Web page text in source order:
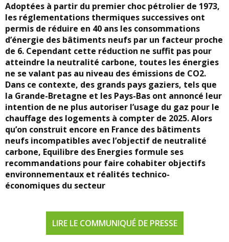
Adoptées à partir du premier choc pétrolier de 1973,
les réglementations thermiques successives ont
permis de réduire en 40 ans les consommations
d’énergie des bâtiments neufs par un facteur proche
de 6. Cependant cette réduction ne suffit pas pour
atteindre la neutralité carbone, toutes les énergies
ne se valant pas au niveau des émissions de CO2.
Dans ce contexte, des grands pays gaziers, tels que
la Grande-Bretagne et les Pays-Bas ont annoncé leur
intention de ne plus autoriser l’usage du gaz pour le
chauffage des logements à compter de 2025. Alors
qu’on construit encore en France des bâtiments
neufs incompatibles avec l’objectif de neutralité
carbone, Equilibre des Energies formule ses
recommandations pour faire cohabiter objectifs
environnementaux et réalités technico-
économiques du secteur
LIRE LE COMMUNIQUÉ DE PRESSE